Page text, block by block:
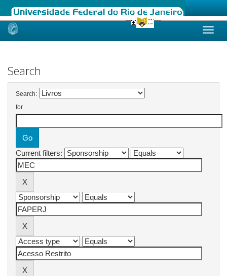
Skip
Search
Search:
for
Current filters: